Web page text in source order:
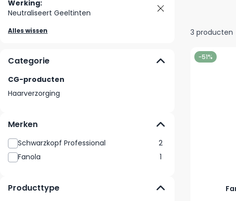
Werking:
Neutraliseert Geeltinten
Alles wissen
Categorie
CG-producten
Haarverzorging
Merken
Schwarzkopf Professional
2
Fanola
1
Producttype
3 producten
-51%